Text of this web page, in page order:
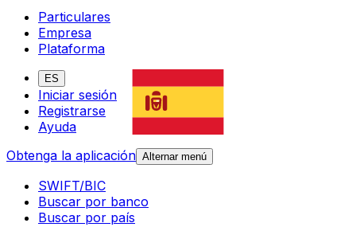
Particulares
Empresa
Plataforma
ES
Iniciar sesión
Registrarse
Ayuda
Obtenga la aplicación Alternar menú
SWIFT/BIC
Buscar por banco
Buscar por país